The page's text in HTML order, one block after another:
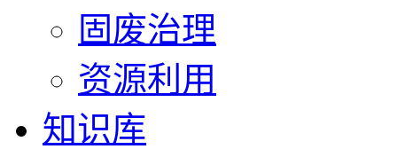
固废治理
资源利用
知识库